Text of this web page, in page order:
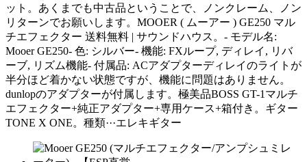
ット。あくまでも中古品ということで、ノンクレーム、ノン
リターンでお願いします。MOOER ( ムーアー ) GE250 マル
チエフェクター 送料無料 | サウンドハウス。- モデル名:
Mooer GE250- 色: シルバー- 機能: FXループ, ディレイ, リバ
ーブ, リズム機能- 付属品: ACアダプターディレイのライトが
半分ほど着かない状態ですが、機能に問題はありません。
dunlopのアダプターが付属します。極美品BOSS GT-1マルチ
エフェクター+純正アダプター+専用ケース+箱付き。ギター
TONE X ONE。種類···エレキギター